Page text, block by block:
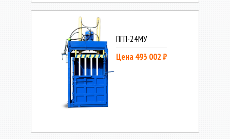
ПГП-24МУ
Цена 493 002 ₽